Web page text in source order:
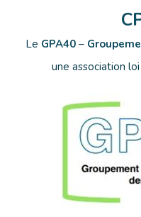
Contact
Le GPA40 –
une association